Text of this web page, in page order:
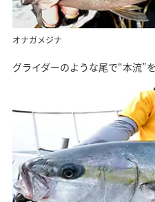
オナガメジナ
グライダーのような尾で“本流”